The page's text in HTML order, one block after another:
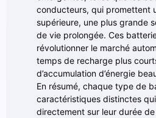
conducteurs, qui promettent
supérieure, une plus grande
de vie prolongée. Ces
révolutionner le marché
temps de recharge plus
d’accumulation d’énergie
En résumé, chaque type de
caractéristiques distinctes
directement sur leur durée